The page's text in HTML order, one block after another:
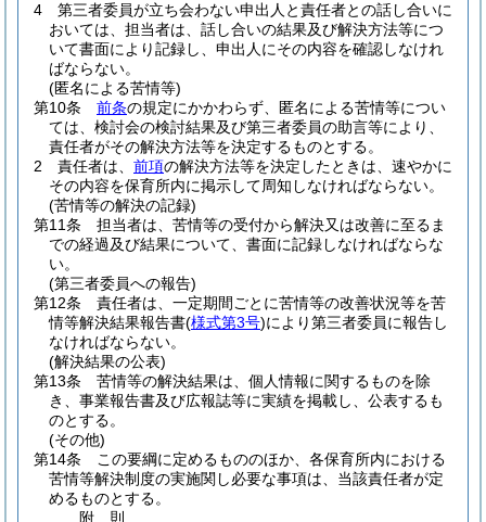
4
第三者委員が立ち会わない申出人と責任者との話し合いに
おいては、担当者は、話し合いの結果及び解決方法等につ
いて書面により記録し、申出人にその内容を確認しなけれ
ばならない。
(匿名による苦情等)
第10条
前条の規定にかかわらず、匿名による苦情等につい
ては、検討会の検討結果及び第三者委員の助言等により、
責任者がその解決方法等を決定するものとする。
2
責任者は、 前項の解決方法等を決定したときは、速やかに
その内容を保育所内に掲示して周知しなければならない。
(苦情等の解決の記録)
第11条
担当者は、苦情等の受付から解決又は改善に至るま
での経過及び結果について、書面に記録しなければならな
い。
(第三者委員への報告)
第12条
責任者は、一定期間ごとに苦情等の改善状況等を苦
情等解決結果報告書(様式第3号)により第三者委員に報告し
なければならない。
(解決結果の公表)
第13条
苦情等の解決結果は、個人情報に関するものを除
き、事業報告書及び広報誌等に実績を掲載し、公表するも
のとする。
(その他)
第14条
この要綱に定めるもののほか、各保育所内における
苦情等解決制度の実施関し必要な事項は、当該責任者が定
めるものとする。
附 則